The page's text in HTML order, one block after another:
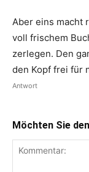
Aber eins macht
voll frischem
zerlegen. Den
den Kopf frei für
Antwort
Möchten Sie